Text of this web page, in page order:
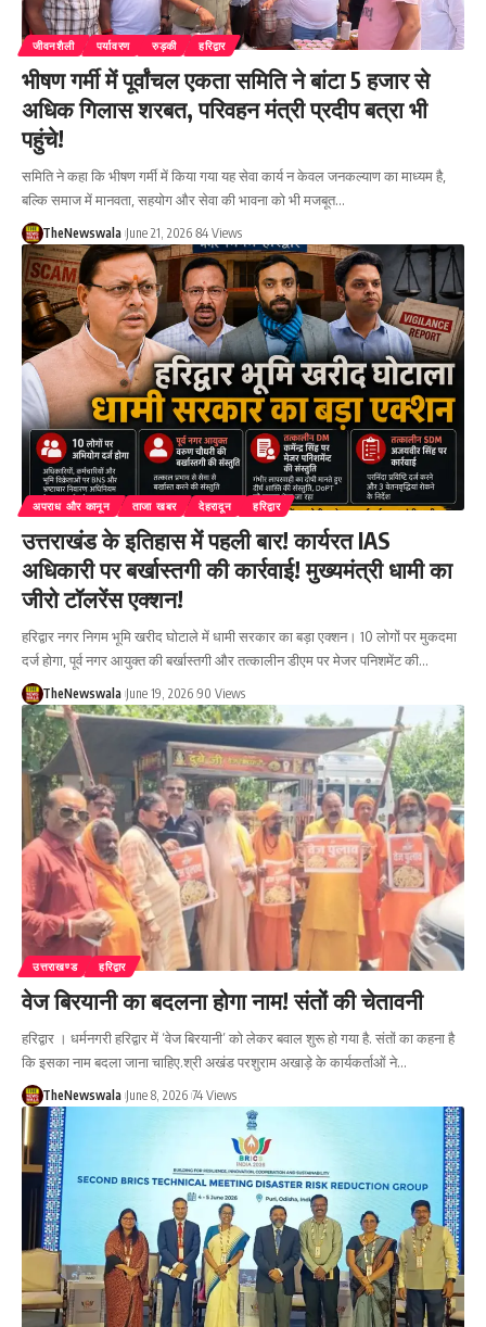
जीवनशैली पर्यावरण रुड़की हरिद्वार
भीषण गर्मी में पूर्वांचल एकता समिति ने बांटा 5 हजार से
अधिक गिलास शरबत, परिवहन मंत्री प्रदीप बत्रा भी
पहुंचे!
समिति ने कहा कि भीषण गर्मी में किया गया यह सेवा कार्य न केवल जनकल्याण का माध्यम है,
बल्कि समाज में मानवता, सहयोग और सेवा की भावना को भी मजबूत…
TheNewswala June 21, 2026 84 Views
अपराध और कानून ताजा खबर देहरादून हरिद्वार
उत्तराखंड के इतिहास में पहली बार! कार्यरत IAS
अधिकारी पर बर्खास्तगी की कार्रवाई! मुख्यमंत्री धामी का
जीरो टॉलरेंस एक्शन!
हरिद्वार नगर निगम भूमि खरीद घोटाले में धामी सरकार का बड़ा एक्शन। 10 लोगों पर मुकदमा
दर्ज होगा, पूर्व नगर आयुक्त की बर्खास्तगी और तत्कालीन डीएम पर मेजर पनिशमेंट की…
TheNewswala June 19, 2026 90 Views
उत्तराखण्ड हरिद्वार
वेज बिरयानी का बदलना होगा नाम! संतों की चेतावनी
हरिद्वार । धर्मनगरी हरिद्वार में ‘वेज बिरयानी’ को लेकर बवाल शुरू हो गया है. संतों का कहना है
कि इसका नाम बदला जाना चाहिए.श्री अखंड परशुराम अखाड़े के कार्यकर्ताओं ने…
TheNewswala June 8, 2026 74 Views